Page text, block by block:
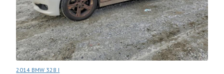
2014 BMW 328 I